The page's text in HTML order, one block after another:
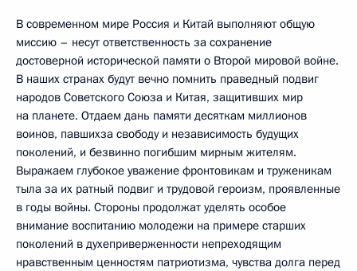
В современном мире Россия и Китай выполняют общую
миссию – несут ответственность за сохранение
достоверной исторической памяти о Второй мировой войне.
В наших странах будут вечно помнить праведный подвиг
народов Советского Союза и Китая, защитивших мир
на планете. Отдаем дань памяти десяткам миллионов
воинов, павшихза свободу и независимость будущих
поколений, и безвинно погибшим мирным жителям.
Выражаем глубокое уважение фронтовикам и труженикам
тыла за их ратный подвиг и трудовой героизм, проявленные
в годы войны. Стороны продолжат уделять особое
внимание воспитанию молодежи на примере старших
поколений в духеприверженности непреходящим
нравственным ценностям патриотизма, чувства долга перед